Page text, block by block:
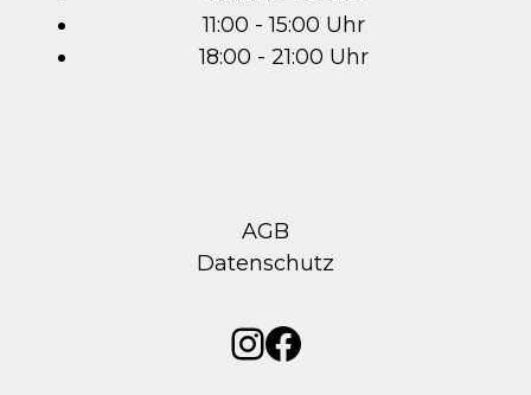
11:00 - 15:00 Uhr
18:00 - 21:00 Uhr
AGB
Datenschutz
Instagram
Facebook